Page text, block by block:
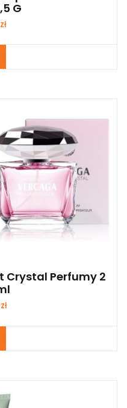
G
zł
Crystal Perfumy 2
zł